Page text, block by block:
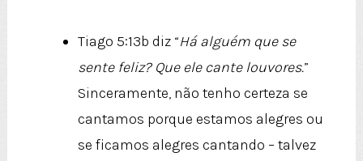
Tiago 5:13b diz “Há alguém que se
sente feliz? Que ele cante louvores.”
Sinceramente, não tenho certeza se
cantamos porque estamos alegres ou
se ficamos alegres cantando – talvez